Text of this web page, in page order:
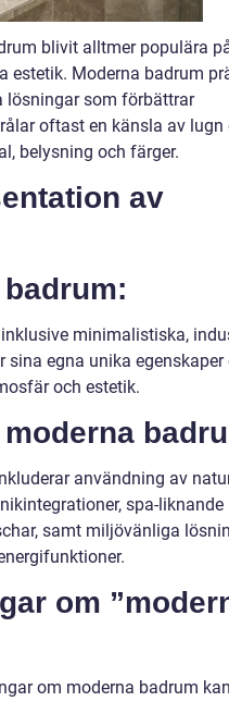
blivit alltmer populära
estetik. Moderna badrum
lösningar som förbättrar
oftast en känsla av lugn
belysning och färger.
av
minimalistiska,
egna unika egenskaper
och estetik.
användning av
spa-liknande
samt miljövänliga
om
om moderna badrum